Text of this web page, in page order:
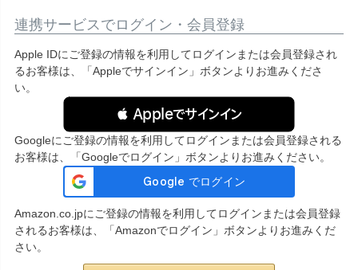
連携サービスでログイン・会員登録
Apple IDにご登録の情報を利用してログインまたは会員登録され
るお客様は、「Appleでサインイン」ボタンよりお進みくださ
い。
 Appleでサインイン
Googleにご登録の情報を利用してログインまたは会員登録される
お客様は、「Googleでログイン」ボタンよりお進みください。
Amazon.co.jpにご登録の情報を利用してログインまたは会員登録
されるお客様は、「Amazonでログイン」ボタンよりお進みくだ
さい。